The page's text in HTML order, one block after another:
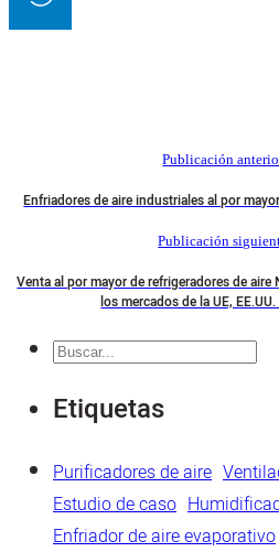
Publicación
Enfriadores de aire industriales al por
Publicación
Venta al por mayor de refrigeradores de aire
los mercados de la UE,
Buscar
Etiquetas
Purificadores de aire
Estudio de caso
Enfriador de aire evaporativo